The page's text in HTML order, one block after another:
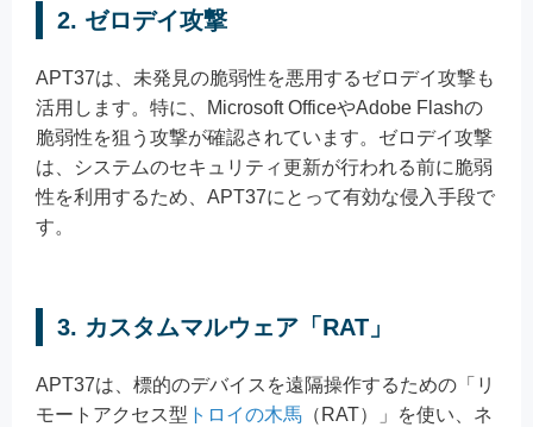
2. ゼロデイ攻撃
APT37は、未発見の脆弱性を悪用するゼロデイ攻撃も
活用します。特に、Microsoft OfficeやAdobe Flashの
脆弱性を狙う攻撃が確認されています。ゼロデイ攻撃
は、システムのセキュリティ更新が行われる前に脆弱
性を利用するため、APT37にとって有効な侵入手段で
す。
3. カスタムマルウェア「RAT」
APT37は、標的のデバイスを遠隔操作するための「リ
モートアクセス型 トロイの木馬 （RAT）」を使い、ネ